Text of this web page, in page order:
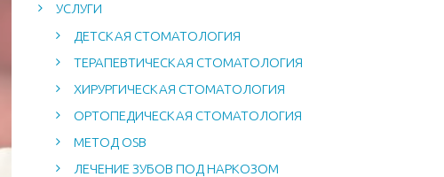
УСЛУГИ
ДЕТСКАЯ СТОМАТОЛОГИЯ
ТЕРАПЕВТИЧЕСКАЯ СТОМАТОЛОГИЯ
ХИРУРГИЧЕСКАЯ СТОМАТОЛОГИЯ
ОРТОПЕДИЧЕСКАЯ СТОМАТОЛОГИЯ
МЕТОД OSB
ЛЕЧЕНИЕ ЗУБОВ ПОД НАРКОЗОМ